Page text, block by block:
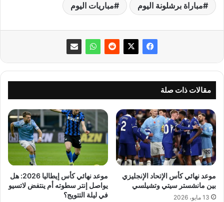
مباراة برشلونة اليوم مباريات اليوم
مقالات ذات صلة
موعد نهائي كأس الإتحاد الإنجليزي
بين مانشستر سيتي وتشيلسي
13 مايو، 2026
موعد نهائي كأس إيطاليا 2026: هل
يواصل إنتر سطوته أم ينتفض لاتسيو
في ليلة التتويج؟